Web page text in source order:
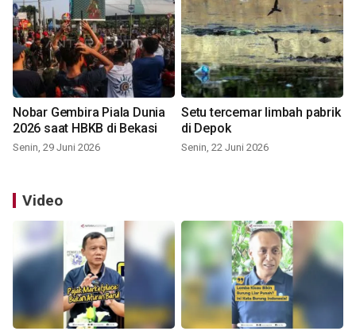
Nobar Gembira Piala Dunia
2026 saat HBKB di Bekasi
Senin, 29 Juni 2026
Setu tercemar limbah pabrik
di Depok
Senin, 22 Juni 2026
Video